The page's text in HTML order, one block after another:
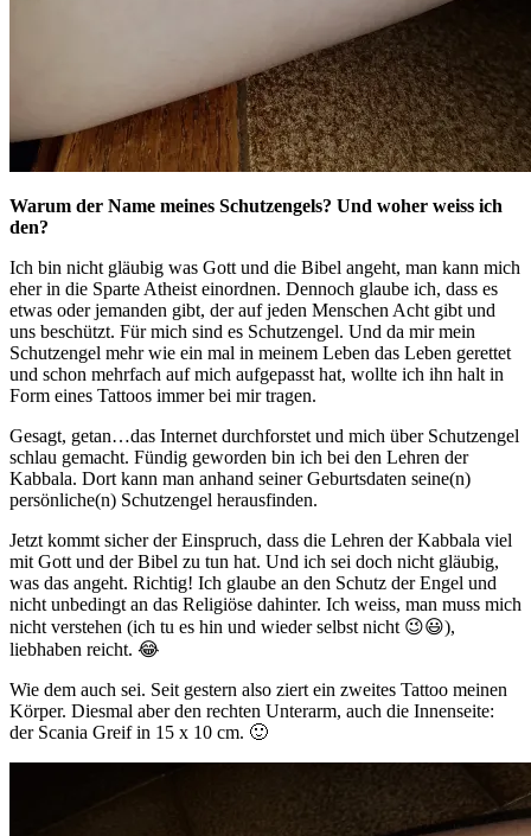
Warum der Name meines Schutzengels? Und woher weiss ich
den?
Ich bin nicht gläubig was Gott und die Bibel angeht, man kann mich
eher in die Sparte Atheist einordnen. Dennoch glaube ich, dass es
etwas oder jemanden gibt, der auf jeden Menschen Acht gibt und
uns beschützt. Für mich sind es Schutzengel. Und da mir mein
Schutzengel mehr wie ein mal in meinem Leben das Leben gerettet
und schon mehrfach auf mich aufgepasst hat, wollte ich ihn halt in
Form eines Tattoos immer bei mir tragen.
Gesagt, getan…das Internet durchforstet und mich über Schutzengel
schlau gemacht. Fündig geworden bin ich bei den Lehren der
Kabbala. Dort kann man anhand seiner Geburtsdaten seine(n)
persönliche(n) Schutzengel herausfinden.
Jetzt kommt sicher der Einspruch, dass die Lehren der Kabbala viel
mit Gott und der Bibel zu tun hat. Und ich sei doch nicht gläubig,
was das angeht. Richtig! Ich glaube an den Schutz der Engel und
nicht unbedingt an das Religiöse dahinter. Ich weiss, man muss mich
nicht verstehen (ich tu es hin und wieder selbst nicht 😉😃),
liebhaben reicht. 😂
Wie dem auch sei. Seit gestern also ziert ein zweites Tattoo meinen
Körper. Diesmal aber den rechten Unterarm, auch die Innenseite:
der Scania Greif in 15 x 10 cm. 🙂